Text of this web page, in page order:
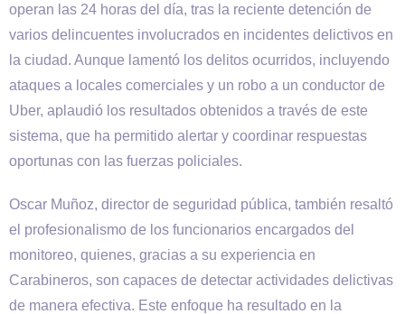
operan las 24 horas del día, tras la reciente detención de
varios delincuentes involucrados en incidentes delictivos en
la ciudad. Aunque lamentó los delitos ocurridos, incluyendo
ataques a locales comerciales y un robo a un conductor de
Uber, aplaudió los resultados obtenidos a través de este
sistema, que ha permitido alertar y coordinar respuestas
oportunas con las fuerzas policiales.
Oscar Muñoz, director de seguridad pública, también resaltó
el profesionalismo de los funcionarios encargados del
monitoreo, quienes, gracias a su experiencia en
Carabineros, son capaces de detectar actividades delictivas
de manera efectiva. Este enfoque ha resultado en la